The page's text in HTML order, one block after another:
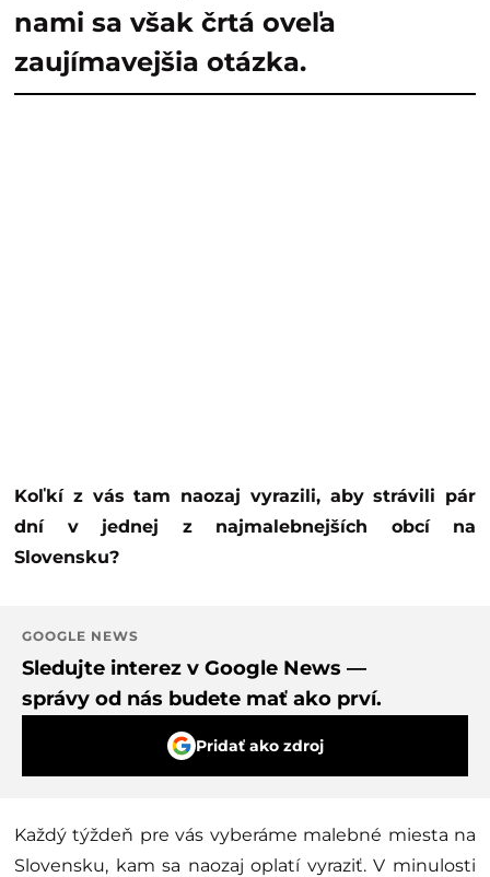
nami sa však črtá oveľa
zaujímavejšia otázka.
Koľkí z vás tam naozaj vyrazili, aby strávili pár
dní v jednej z najmalebnejších obcí na
Slovensku?
GOOGLE NEWS
Sledujte interez v Google News —
správy od nás budete mať ako prví.
Pridať ako zdroj
Každý týždeň pre vás vyberáme malebné miesta na
Slovensku, kam sa naozaj oplatí vyraziť. V minulosti